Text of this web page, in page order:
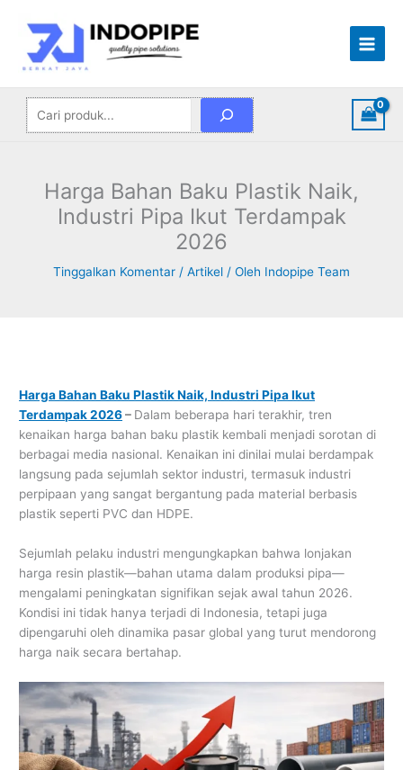
konten
Harga Bahan Baku Plastik Naik,
Industri Pipa Ikut Terdampak
2026
Tinggalkan Komentar / Artikel / Oleh Indopipe Team
Harga Bahan Baku Plastik Naik, Industri Pipa Ikut
Terdampak 2026– Dalam beberapa hari terakhir, tren
kenaikan harga bahan baku plastik kembali menjadi sorotan di
berbagai media nasional. Kenaikan ini dinilai mulai berdampak
langsung pada sejumlah sektor industri, termasuk industri
perpipaan yang sangat bergantung pada material berbasis
plastik seperti PVC dan HDPE.
Sejumlah pelaku industri mengungkapkan bahwa lonjakan
harga resin plastik—bahan utama dalam produksi pipa—
mengalami peningkatan signifikan sejak awal tahun 2026.
Kondisi ini tidak hanya terjadi di Indonesia, tetapi juga
dipengaruhi oleh dinamika pasar global yang turut mendorong
harga naik secara bertahap.